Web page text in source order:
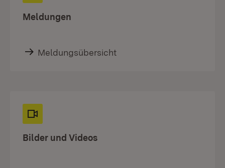
Meldungen
Meldungsübersicht
Bilder und Videos